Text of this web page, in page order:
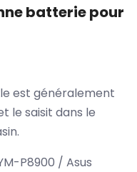
batterie pour
est généralement
le saisit dans le
P8900 / Asus